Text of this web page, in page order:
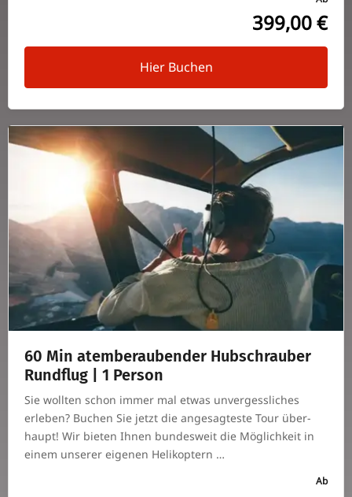
399,00 €
Hier Buchen
60 Min atem­be­rau­bender Hub­schrauber
Rund­flug | 1 Person
Sie wollten schon immer mal etwas unver­gess­li­ches
erleben? Buchen Sie jetzt die ange­sag­teste Tour über­
haupt! Wir bieten Ihnen bun­des­weit die Mög­lich­keit in
einem unserer eigenen Helikoptern …
Ab